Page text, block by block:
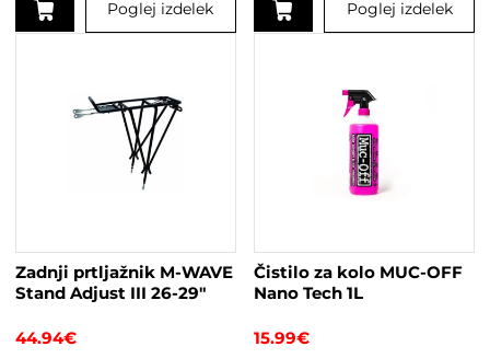
Poglej izdelek
Poglej izdelek
strani
izdelka
Zadnji prtljažnik M-WAVE
Stand Adjust III 26-29″
44.94€
Čistilo za kolo MUC-OFF
Nano Tech 1L
15.99€